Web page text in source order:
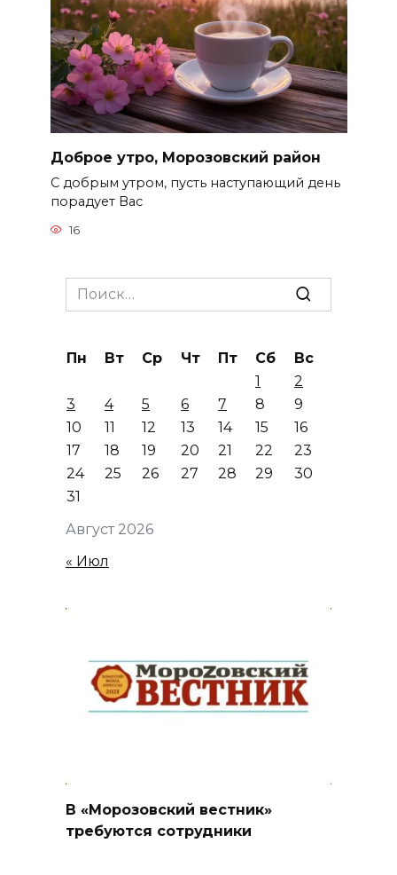
Доброе утро, Морозовский район
С добрым утром, пусть наступающий день
порадует Вас
16
Search
for:
Август 2026
Пн Вт Ср Чт Пт Сб
Вс
1
2
3
4 5 6 7 8
9
10
11 12 13 14 15
16
17
18 19 20 21 22
23
24
25 26 27 28 29
30
31
« Июл
В «Морозовский вестник»
требуются сотрудники